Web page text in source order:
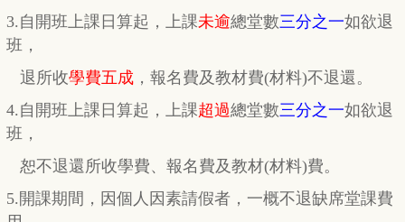
3.自開班上課日算起，上課未逾總堂數三分之一如欲退
班，
退所收學費五成 ， 報名費及教材費(材料)不退還。
4.自開班上課日算起，上課超過總堂數三分之一如欲退
班，
恕不退還所收學費、報名費及教材(材料)費。
5.開課期間，因個人因素請假者，一概不退缺席堂課費